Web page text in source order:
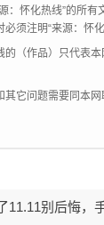
：怀化热线”的所
须注明“来源：怀
的（作品）只代表
其它问题需要同本
11.11别后悔，